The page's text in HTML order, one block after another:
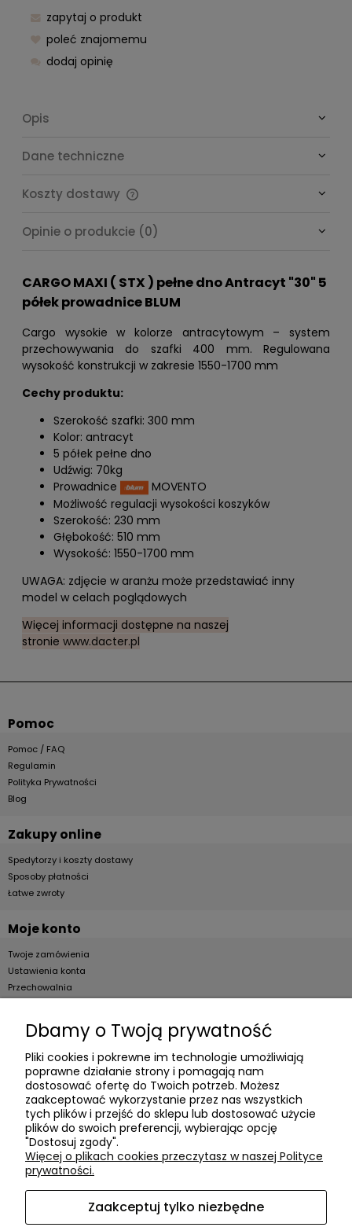
zapytaj o produkt
poleć znajomemu
dodaj opinię
Opis
Dane techniczne
Koszty dostawy
Opinie o produkcie (0)
CARGO MAXI ( STX ) pełne dno Antracyt "30" 5
półek prowadnice BLUM
Cargo wysokie w kolorze antracytowym – system
przechowywania do szafki 400 mm. Regulowana
wysokość konstrukcji w zakresie 1550-1700 mm
Cechy produktu:
Szerokość szafki: 300 mm
Kolor: antracyt
5 półek pełne dno
Udźwig: 70kg
Prowadnice
MOVENTO
Możliwość regulacji wysokości koszyków
Szerokość: 230 mm
Głębokość: 510 mm
Wysokość: 1550-1700 mm
UWAGA: zdjęcie w aranżu może przedstawiać inny
model w celach poglądowych
Więcej informacji dostępne na naszej
stronie www.dacter.pl
Pomoc
Pomoc / FAQ
Regulamin
Polityka Prywatności
Blog
Zakupy online
Spedytorzy i koszty dostawy
Sposoby płatności
Łatwe zwroty
Moje konto
Twoje zamówienia
Ustawienia konta
Przechowalnia
Dla firm
O firmie
Informacje o firmie
Kontakt
dacter.pl
Akcesoria meblowe DAC TER | ul. Przepiórki 56, 02-410
Warszawa, woj. mazowieckie | E-mail:sklep@dacter.plTel.:
Dbamy o Twoją prywatność
Pliki cookies i pokrewne im technologie umożliwiają
poprawne działanie strony i pomagają nam
dostosować ofertę do Twoich potrzeb. Możesz
zaakceptować wykorzystanie przez nas wszystkich
tych plików i przejść do sklepu lub dostosować użycie
plików do swoich preferencji, wybierając opcję
"Dostosuj zgody".
Więcej o plikach cookies przeczytasz w naszej Polityce
prywatności.
Zaakceptuj tylko niezbędne